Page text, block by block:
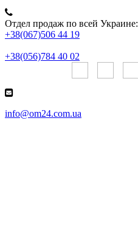
Отдел продаж по всей Украине:
+38(067)506 44 19
+38(056)784 40 02
info@om24.com.ua